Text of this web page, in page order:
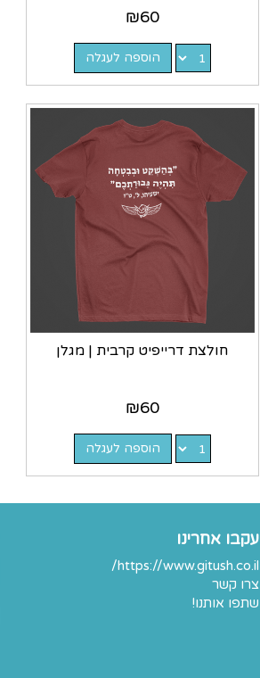
₪60
הוספה לעגלה
חולצת דרייפיט קרבית | מגלן
₪60
הוספה לעגלה
עקבו אחרינו
https://www.gitush.co.il/
צרו קשר
שתפו אותנו!